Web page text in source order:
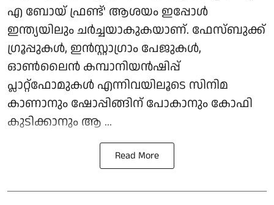
എ ബോയ് ഫ്രണ്ട്' ആശയം ഇപ്പോള്‍
ഇന്ത്യയിലും ചര്‍ച്ചയാകുകയാണ്. ഫേസ്ബുക്ക്
ഗ്രൂപ്പുകള്‍, ഇന്‍സ്റ്റാഗ്രാം പേജുകള്‍,
ഓണ്‍ലൈന്‍ കമ്പാനിയന്‍ഷിപ്പ്
പ്ലാറ്റ്‌ഫോമുകള്‍ എന്നിവയിലൂടെ സിനിമ
കാണാനും ഷോപ്പിങ്ങിന് പോകാനും കോഫി
കുടിക്കാനും ആ ...
Read More